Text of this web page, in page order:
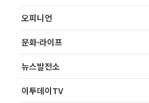
오피니언
문화·라이프
뉴스발전소
이투데이TV